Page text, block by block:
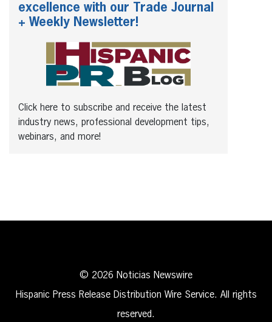
excellence with our Trade Journal
+ Weekly Newsletter!
Click here to subscribe and receive the latest
industry news, professional development tips,
webinars, and more!
© 2026 Noticias Newswire
Hispanic Press Release Distribution Wire Service. All rights
reserved.